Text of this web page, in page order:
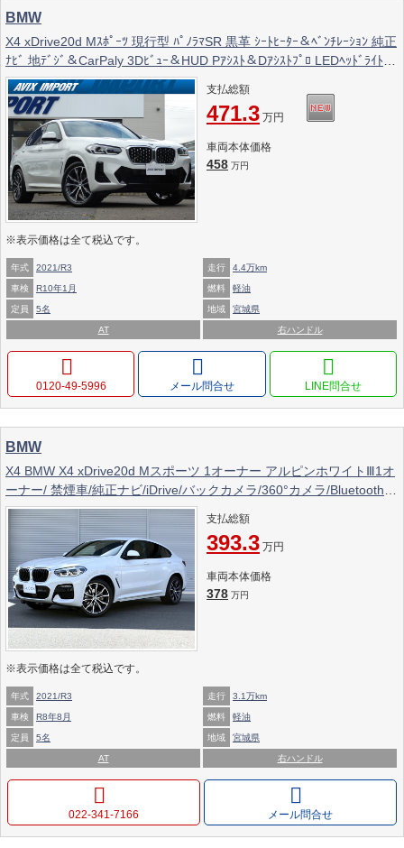
BMW
X4 xDrive20d Mｽﾎﾟｰﾂ 現行型 ﾊﾟﾉﾗﾏSR 黒革 ｼｰﾄﾋｰﾀｰ＆ﾍﾞﾝﾁﾚｰｼｮﾝ 純正
ﾅﾋﾞ 地ﾃﾞｼﾞ＆CarPaly 3Dﾋﾞｭｰ＆HUD Pｱｼｽﾄ＆Dｱｼｽﾄﾌﾟﾛ LEDﾍｯﾄﾞﾗｲﾄ
電動Rｹﾞｰﾄ 専用ｻｽﾍﾟﾝｼｮﾝ 純正OP20ｲﾝﾁAW
支払総額
471.3 万円
車両本体価格
458 万円
※表示価格は全て税込です。
年式 2021/R3 走行 4.4万km
車検 R10年1月 燃料 軽油
定員 5名 地域 宮城県
AT 右ハンドル
0120‐49‐5996 メール問合せ
BMW
X4 BMW X4 xDrive20d Mスポーツ 1オーナー アルピンホワイトⅢ1オ
ーナー/ 禁煙車/純正ナビ/iDrive/バックカメラ/360°カメラ/Bluetooth/
フルセグTV/AppleCarPlay/LEDヘッドライト/パワーバックドア/パノ
ラマサンルーフ/パワーシート/シートヒーター/3ゾーンAC/クルーズコ
ントロール/スマートキー/ETC
支払総額
393.3 万円
車両本体価格
378 万円
※表示価格は全て税込です。
年式 2021/R3 走行 3.1万km
車検 R8年8月 燃料 軽油
定員 5名 地域 宮城県
AT 右ハンドル
022-341-7166 メール問合せ